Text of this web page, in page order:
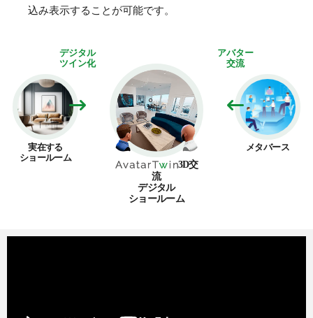
実在する
ショールーム
3D交
流
デジタル
ショールーム
メタバース
デジタル
ツイン化
アバター
交流
込み表示することが可能です。